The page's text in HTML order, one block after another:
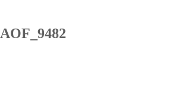
AOF_9482